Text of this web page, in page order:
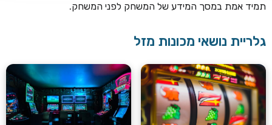
תמיד אמת במסך המידע של המשחק לפני המשחק.
גלריית נושאי מכונות מזל